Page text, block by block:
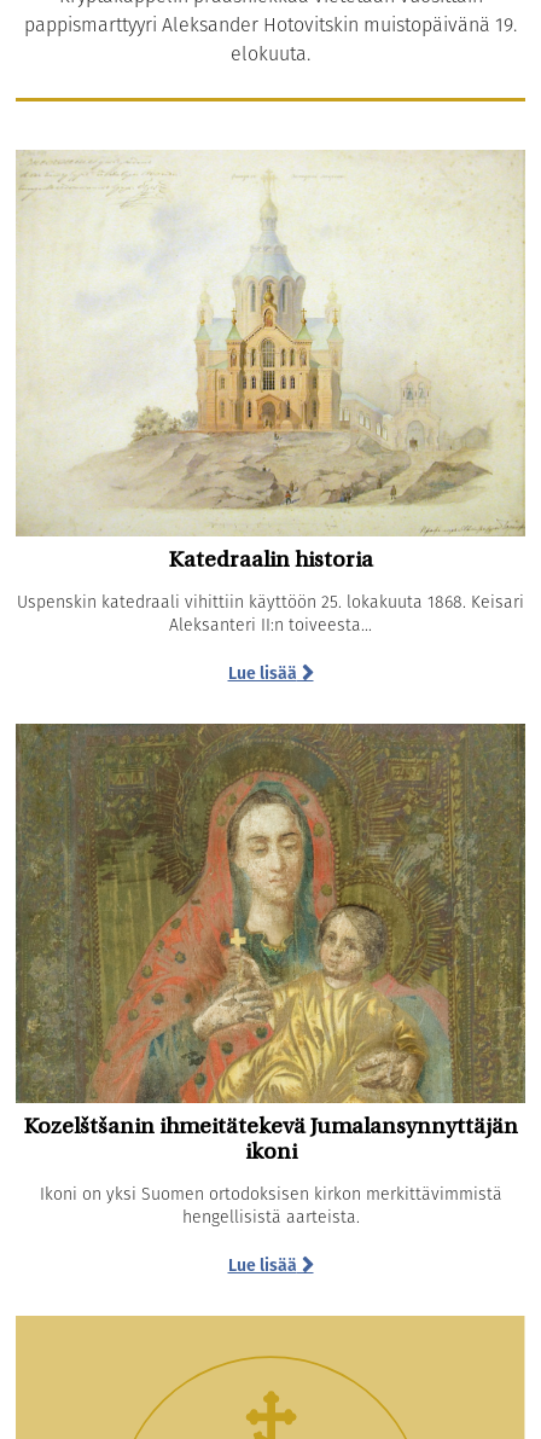
pappismarttyyri Aleksander Hotovitskin muistopäivänä 19.
elokuuta.
Katedraalin historia
Uspenskin katedraali vihittiin käyttöön 25. lokakuuta 1868. Keisari
Aleksanteri II:n toiveesta...
Lue lisää
Kozelštšanin ihmeitätekevä Jumalansynnyttäjän
ikoni
Ikoni on yksi Suomen ortodoksisen kirkon merkittävimmistä
hengellisistä aarteista.
Lue lisää